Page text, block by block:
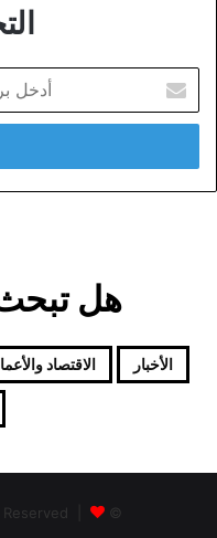
بريدك
الإلكتروني
هل
الأخبار الاقتصاد
© Copyright 2026, All Rights Reserved |